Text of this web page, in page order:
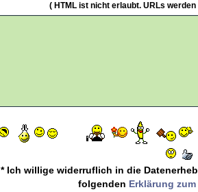
( HTML ist nicht erlaubt. URLs
* Ich willige widerruflich in die
folgenden Erklärung